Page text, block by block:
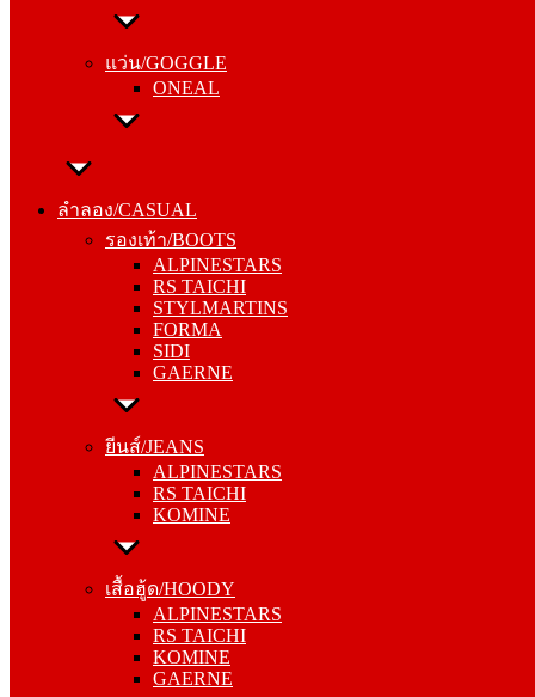
แว่น/GOGGLE
ONEAL
ลำลอง/CASUAL
รองเท้า/BOOTS
ALPINESTARS
RS TAICHI
STYLMARTINS
FORMA
SIDI
GAERNE
ยีนส์/JEANS
ALPINESTARS
RS TAICHI
KOMINE
เสื้อฮู้ด/HOODY
ALPINESTARS
RS TAICHI
KOMINE
GAERNE
แว่น/GOGGLE
ลำลอง/CASUAL
ALPINESTARS
RS TAICHI
STYLMARTINS
FORMA
SIDI
GAERNE
ยีนส์/JEANS
RS TAICHI
KOMINE
เสื้อฮู้ด/HOODY
RS TAICHI
KOMINE
GAERNE